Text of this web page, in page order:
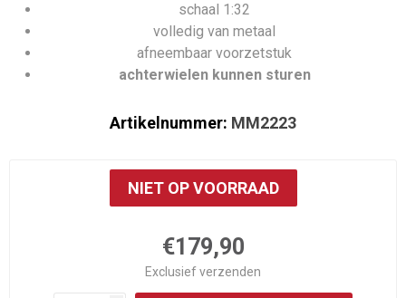
schaal 1:32
volledig van metaal
afneembaar voorzetstuk
achterwielen kunnen sturen
Artikelnummer: MM2223
NIET OP VOORRAAD
€179,90
Exclusiefverzenden